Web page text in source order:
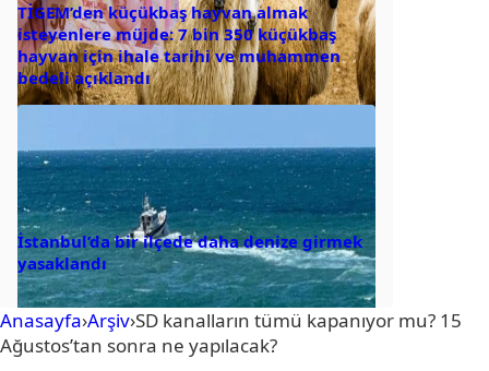
TİGEM’den küçükbaş hayvan almak
isteyenlere müjde: 7 bin 350 küçükbaş
hayvan için ihale tarihi ve muhammen
bedeli açıklandı
İstanbul’da bir ilçede daha denize girmek
yasaklandı
Anasayfa›Arşiv›SD kanalların tümü kapanıyor mu? 15
Ağustos’tan sonra ne yapılacak?